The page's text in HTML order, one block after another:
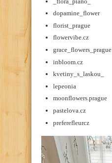
dopamine_flower
florist_prague
flowervibe.cz
grace_flowers_prague
inbloom.cz
kvetiny_s_laskou_
lepeonia
moonflowers.prague
pastelova.cz
preferefleurcz